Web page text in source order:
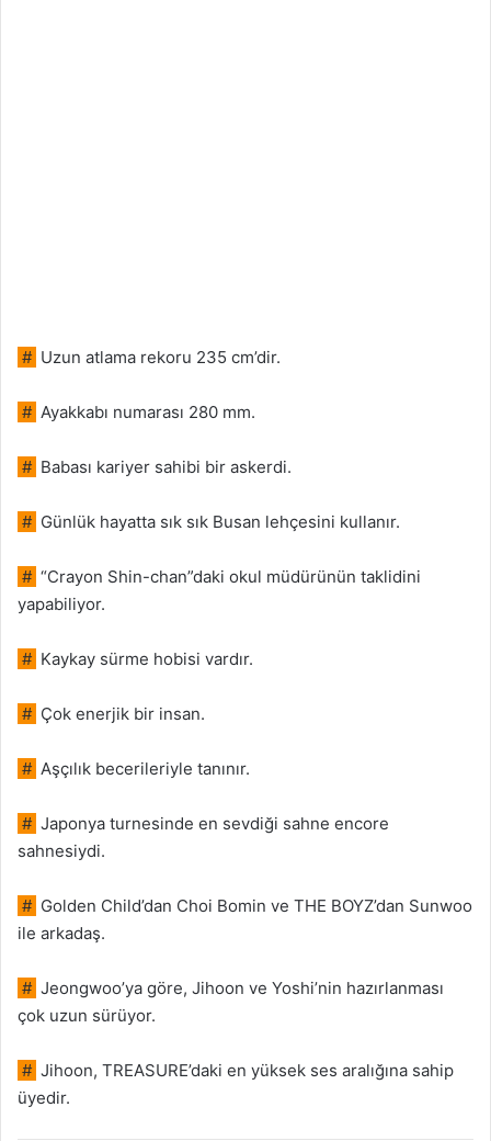
# Uzun atlama rekoru 235 cm’dir.
# Ayakkabı numarası 280 mm.
# Babası kariyer sahibi bir askerdi.
# Günlük hayatta sık sık Busan lehçesini kullanır.
# “Crayon Shin-chan”daki okul müdürünün taklidini
yapabiliyor.
# Kaykay sürme hobisi vardır.
# Çok enerjik bir insan.
# Aşçılık becerileriyle tanınır.
# Japonya turnesinde en sevdiği sahne encore
sahnesiydi.
# Golden Child’dan Choi Bomin ve THE BOYZ’dan Sunwoo
ile arkadaş.
# Jeongwoo’ya göre, Jihoon ve Yoshi’nin hazırlanması
çok uzun sürüyor.
# Jihoon, TREASURE’daki en yüksek ses aralığına sahip
üyedir.